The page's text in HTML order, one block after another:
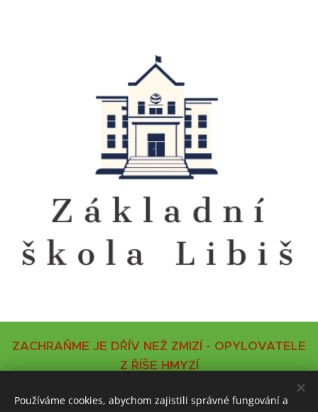
ZACHRAŇME JE DŘÍV NEŽ ZMIZÍ - OPYLOVATELE
Z ŘÍŠE HMYZÍ
VČELÍ STRÁŽ,z.s. - spolek, který je tu pro Vás, pro
Používáme cookies, abychom zajistili správné fungování a